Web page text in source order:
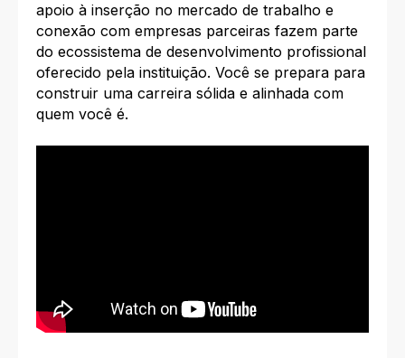
apoio à inserção no mercado de trabalho e
conexão com empresas parceiras fazem parte
do ecossistema de desenvolvimento profissional
oferecido pela instituição. Você se prepara para
construir uma carreira sólida e alinhada com
quem você é.